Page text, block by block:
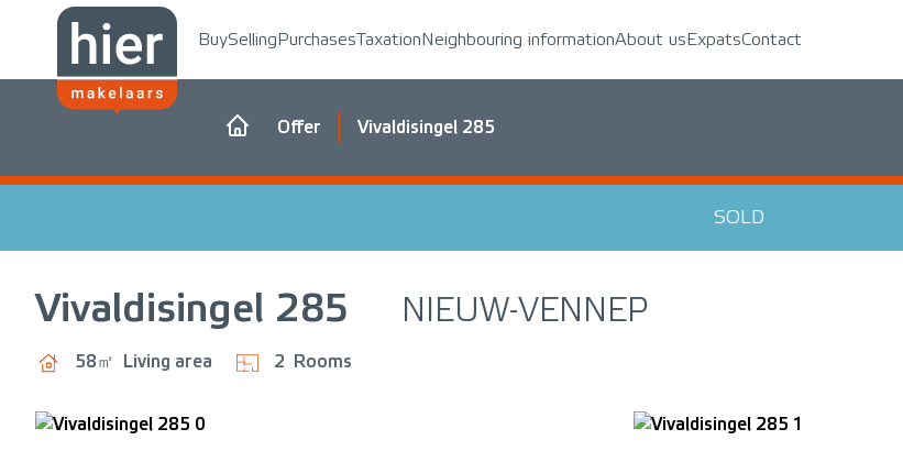
Buy SellingPurchasesTaxation Neighbouring information About usExpatsContact
Offer Vivaldisingel 285
SOLD
Vivaldisingel 285 NIEUW-VENNEP
58㎡ Living area 2 Rooms